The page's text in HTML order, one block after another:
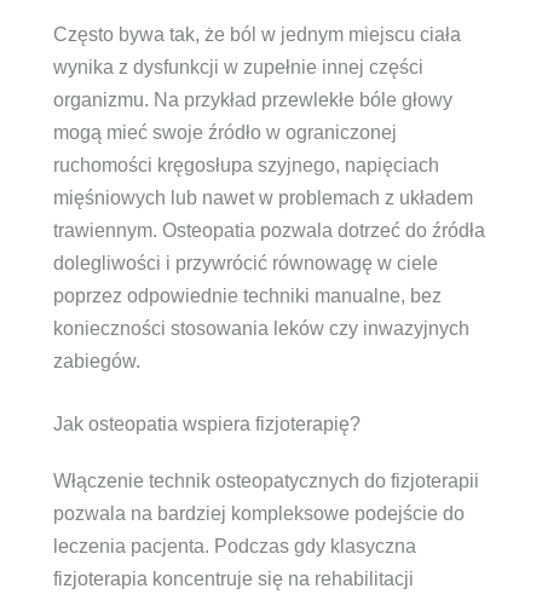
Często bywa tak, że ból w jednym miejscu ciała
wynika z dysfunkcji w zupełnie innej części
organizmu. Na przykład przewlekłe bóle głowy
mogą mieć swoje źródło w ograniczonej
ruchomości kręgosłupa szyjnego, napięciach
mięśniowych lub nawet w problemach z układem
trawiennym. Osteopatia pozwala dotrzeć do źródła
dolegliwości i przywrócić równowagę w ciele
poprzez odpowiednie techniki manualne, bez
konieczności stosowania leków czy inwazyjnych
zabiegów.
Jak osteopatia wspiera fizjoterapię?
Włączenie technik osteopatycznych do fizjoterapii
pozwala na bardziej kompleksowe podejście do
leczenia pacjenta. Podczas gdy klasyczna
fizjoterapia koncentruje się na rehabilitacji